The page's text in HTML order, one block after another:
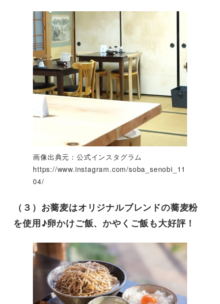
画像出典元：公式インスタグラム
https://www.instagram.com/soba_senobi_11
04/
（３）お蕎麦はオリジナルブレンドの蕎麦粉
を使用♪卵かけご飯、かやくご飯も大好評！